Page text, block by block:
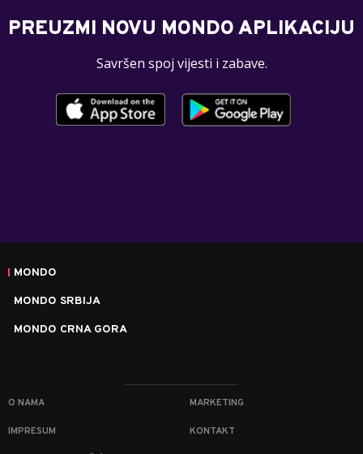
PREUZMI NOVU MONDO APLIKACIJU
Savršen spoj vijesti i zabave.
MONDO
MONDO SRBIJA
MONDO CRNA GORA
O NAMA MARKETING
IMPRESUM KONTAKT